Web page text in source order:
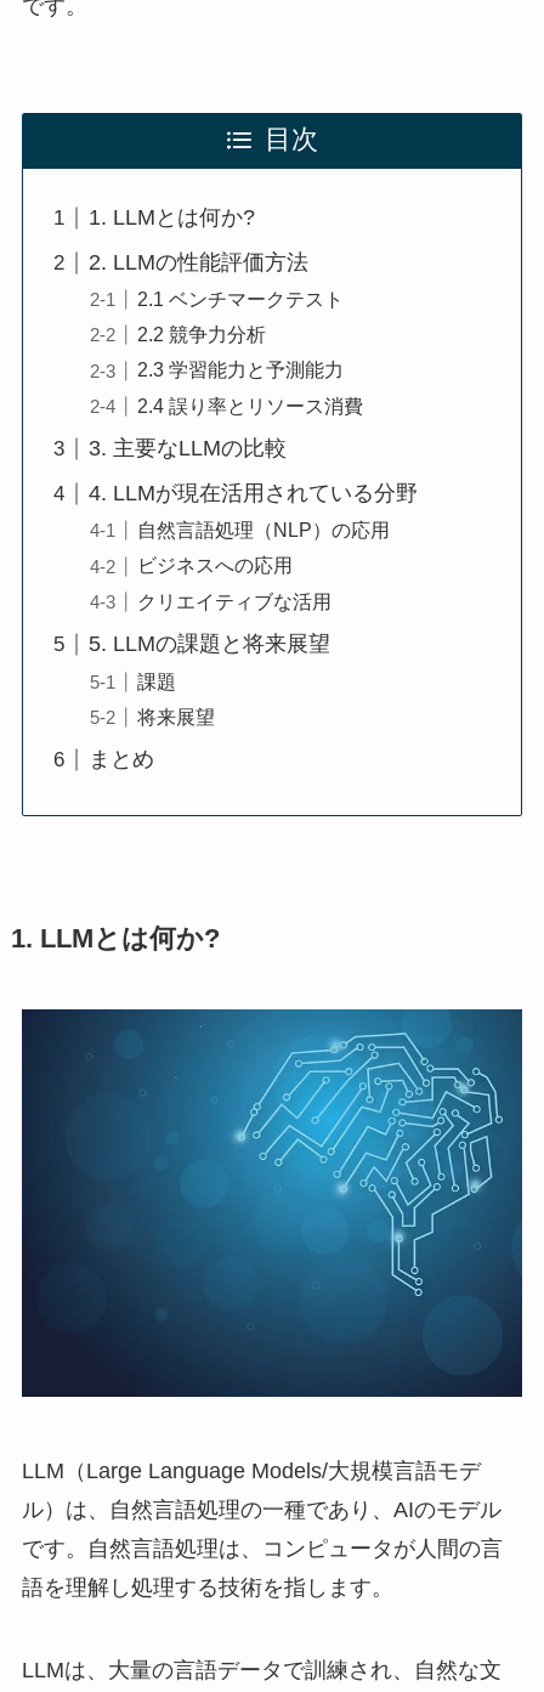
です。
目次
1. LLMとは何か?
2. LLMの性能評価方法
2.1 ベンチマークテスト
2.2 競争力分析
2.3 学習能力と予測能力
2.4 誤り率とリソース消費
3. 主要なLLMの比較
4. LLMが現在活用されている分野
自然言語処理（NLP）の応用
ビジネスへの応用
クリエイティブな活用
5. LLMの課題と将来展望
課題
将来展望
まとめ
1. LLMとは何か?
LLM（Large Language Models/大規模言語モデ
ル）は、自然言語処理の一種であり、AIのモデル
です。自然言語処理は、コンピュータが人間の言
語を理解し処理する技術を指します。
LLMは、大量の言語データで訓練され、自然な文